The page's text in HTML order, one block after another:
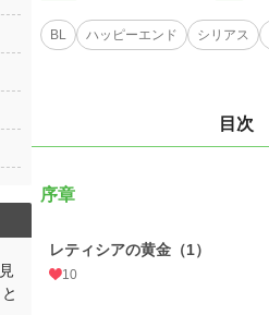
BL ハッピーエンド シリアス
目次
序章
レティシアの黄金（1）
10